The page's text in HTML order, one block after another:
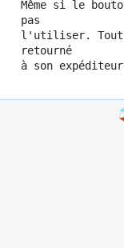
Même si le
pas
l'utiliser. Tout
retourné